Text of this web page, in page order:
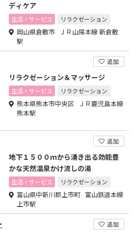
ディケア
生活・サービス リラクゼーション
岡山県倉敷市 ＪＲ山陽本線 新倉敷
駅
追加
リラクゼーション＆マッサージ
生活・サービス リラクゼーション
熊本県熊本市中央区 ＪＲ鹿児島本線
熊本駅
追加
地下１５００ｍから湧き出る効能豊
かな天然温泉かけ流しの湯
生活・サービス リラクゼーション
富山県中新川郡上市町 富山鉄道本線
上市駅
追加